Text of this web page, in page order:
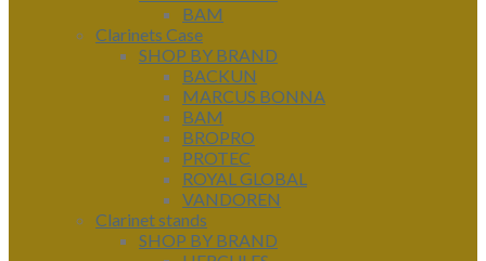
BAM
Clarinets Case
SHOP BY BRAND
BACKUN
MARCUS BONNA
BAM
BROPRO
PROTEC
ROYAL GLOBAL
VANDOREN
Clarinet stands
SHOP BY BRAND